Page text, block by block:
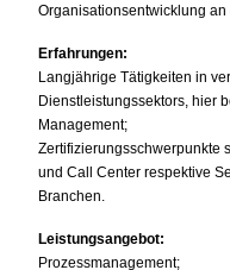
Organisationsentwicklung
Erfahrungen:
Langjährige Tätigkeiten in
Dienstleistungssektors, hier
Management;
Zertifizierungsschwerpunkte
und Call Center respektive
Branchen.
Leistungsangebot:
Prozessmanagement;